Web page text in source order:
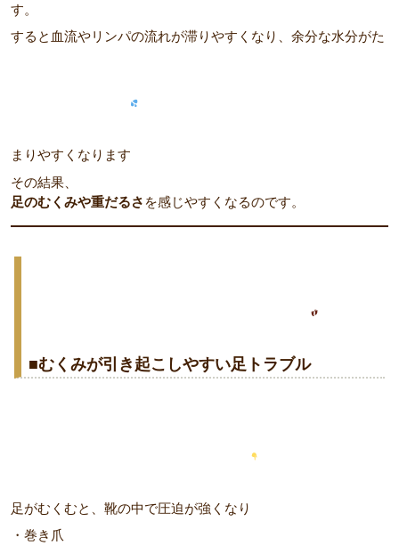
す。
すると血流やリンパの流れが滞りやすくなり、余分な水分がた
まりやすくなります
その結果、
足のむくみや重だるさ を感じやすくなるのです。
■むくみが引き起こしやすい足トラブル
足がむくむと、靴の中で圧迫が強くなり
・巻き爪